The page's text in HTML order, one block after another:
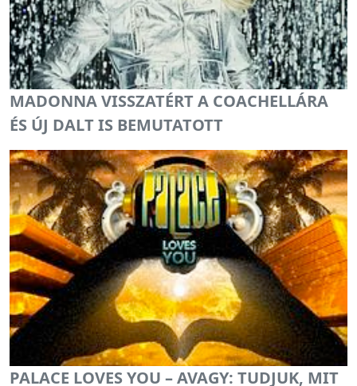
MADONNA VISSZATÉRT A COACHELLÁRA
ÉS ÚJ DALT IS BEMUTATOTT
PALACE LOVES YOU – AVAGY: TUDJUK, MIT